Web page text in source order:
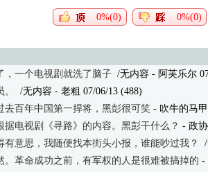
0%(0) 0%(0)
，一个电视剧就洗了脑子 /无内容 - 阿芙乐尔
/无内容 - 老粗 07/06/13 (488)
去百年中国第一捍将，黑彭很可笑 - 吹牛的马
据电视剧《寻路》的内容。黑彭干什么？ - 政
有意思，我随便找本街头小报，谁能吵过我？
。革命成功之前，有军权的人是很难被搞掉的 -